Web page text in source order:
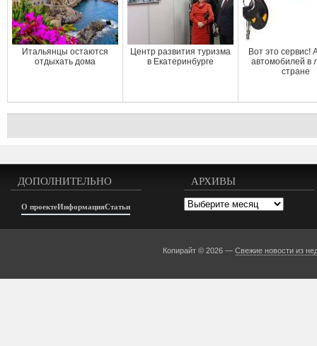
Итальянцы остаются
отдыхать дома
Центр развития туризма
в Екатеринбурге
Вот это сервис!
автомобилей в
стране
ДОПОЛНИТЕЛЬНО
О проектеИнформацияСтатьи
АРХИВЫ
Архивы
Копирайт © 2026 —Свежие новости из